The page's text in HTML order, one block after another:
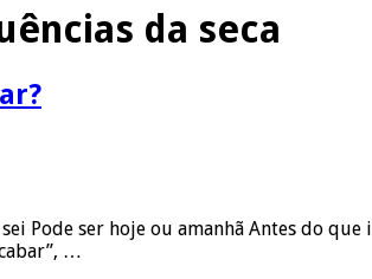
da seca
sei Pode ser hoje ou amanhã Antes
…